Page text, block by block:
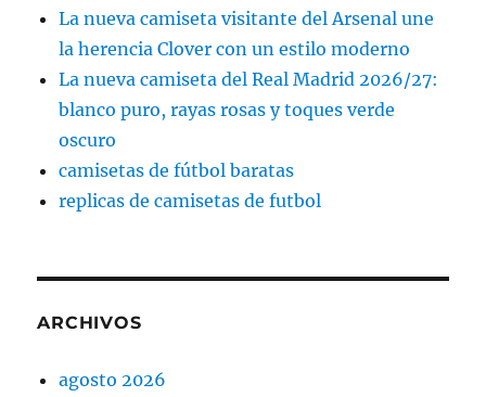
La nueva camiseta visitante del Arsenal une
la herencia Clover con un estilo moderno
La nueva camiseta del Real Madrid 2026/27:
blanco puro, rayas rosas y toques verde
oscuro
camisetas de fútbol baratas
replicas de camisetas de futbol
ARCHIVOS
agosto 2026